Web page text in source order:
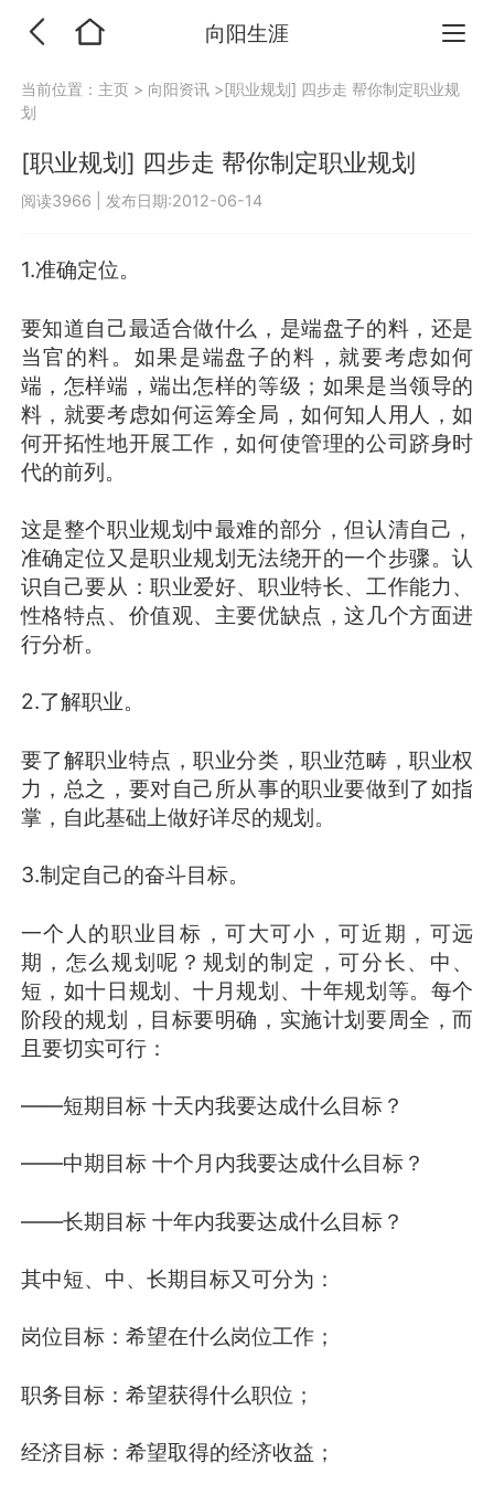
向阳生涯
当前位置： 主页 > 向阳资讯 >[职业规划] 四步走 帮你制定职业规
划
[职业规划] 四步走 帮你制定职业规划
阅读3966 发布日期:2012-06-14
1.准确定位。
要知道自己最适合做什么，是端盘子的料，还是
当官的料。如果是端盘子的料，就要考虑如何
端，怎样端，端出怎样的等级；如果是当领导的
料，就要考虑如何运筹全局，如何知人用人，如
何开拓性地开展工作，如何使管理的公司跻身时
代的前列。
这是整个职业规划中最难的部分，但认清自己，
准确定位又是职业规划无法绕开的一个步骤。认
识自己要从：职业爱好、职业特长、工作能力、
性格特点、价值观、主要优缺点，这几个方面进
行分析。
2.了解职业。
要了解职业特点，职业分类，职业范畴，职业权
力，总之，要对自己所从事的职业要做到了如指
掌，自此基础上做好详尽的规划。
3.制定自己的奋斗目标。
一个人的职业目标，可大可小，可近期，可远
期，怎么规划呢？规划的制定，可分长、中、
短，如十日规划、十月规划、十年规划等。每个
阶段的规划，目标要明确，实施计划要周全，而
且要切实可行：
——短期目标 十天内我要达成什么目标？
——中期目标 十个月内我要达成什么目标？
——长期目标 十年内我要达成什么目标？
其中短、中、长期目标又可分为：
岗位目标：希望在什么岗位工作；
职务目标：希望获得什么职位；
经济目标：希望取得的经济收益；